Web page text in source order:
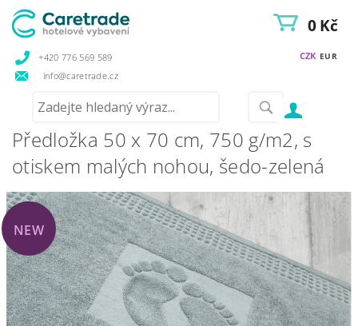
+420 776 569 589
info@caretrade.cz
CZK EUR
0 Kč
Předložka 50 x 70 cm, 750 g/m2, s
otiskem malých nohou, šedo-zelená
NEW